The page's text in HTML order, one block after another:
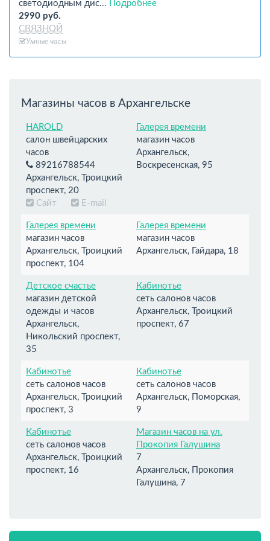
светодиодным дис...
Подробнее
2990 руб.
СВЯЗНОЙ
Умные часы
Магазины часов в Архангельске
HAROLD
салон швейцарских
часов
89216788544
Архангельск, Троицкий
проспект, 20
Сайт
E-mail
Галерея времени
магазин часов
Архангельск,
Воскресенская, 95
Галерея времени
магазин часов
Архангельск, Троицкий
проспект, 104
Галерея времени
магазин часов
Архангельск, Гайдара, 18
Детское счастье
магазин детской
одежды и часов
Архангельск,
Никольский проспект,
35
Кабинотье
сеть салонов часов
Архангельск, Троицкий
проспект, 67
Кабинотье
сеть салонов часов
Архангельск, Троицкий
проспект, 3
Кабинотье
сеть салонов часов
Архангельск, Поморская,
9
Кабинотье
сеть салонов часов
Архангельск, Троицкий
проспект, 16
Магазин часов на ул.
Прокопия Галушина
7
Архангельск, Прокопия
Галушина, 7